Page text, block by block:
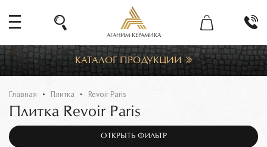
АГАНИМ КЕРАМИКА
КАТАЛОГ ПРОДУКЦИИ
Главная Плитка Revoir Paris
Плитка Revoir Paris
ОТКРЫТЬ ФИЛЬТР